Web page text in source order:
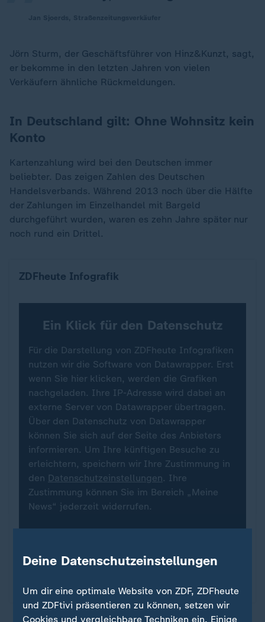
Jörn Sturm, der Geschäftsführer von Hinz&Kunzt, sagt,
er bekomme in den letzten Jahren von vielen
Verkäufern ähnliche Rückmeldungen.
In Deutschland gilt: Ohne Wohnsitz kein
Konto
Kartenzahlung wird bei den Deutschen immer
beliebter. Das zeigen Zahlen des Deutschen
Handelsverbands. Während 2013 noch über die Hälfte
der Zahlungen im Einzelhandel mit Bargeld
durchgeführt wurden, waren es zehn Jahre später nur
noch rund ein Drittel.
ZDFheute Infografik
Ein Klick für den Datenschutz
Für die Darstellung von ZDFheute Infografiken
nutzen wir die Software von Datawrapper. Erst
wenn Sie hier klicken, werden die Grafiken
nachgeladen. Ihre IP-Adresse wird dabei an
externe Server von Datawrapper übertragen.
Über den Datenschutz von Datawrapper
können Sie sich auf der Seite des Anbieters
informieren. Um Ihre künftigen Besuche zu
erleichtern, speichern wir Ihre Zustimmung in
den Datenschutzeinstellungen. Ihre
Zustimmung können Sie im Bereich „Meine
News“ jederzeit widerrufen.
Datenschutzeinstellungen anpassen
Deine Datenschutzeinstellungen
Um dir eine optimale Website von ZDF, ZDFheute
und ZDFtivi präsentieren zu können, setzen wir
Cookies und vergleichbare Techniken ein. Einige